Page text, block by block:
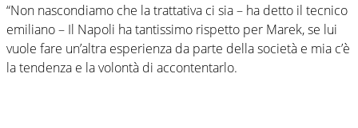
“Non nascondiamo che la trattativa ci sia – ha detto il tecnico
emiliano – Il Napoli ha tantissimo rispetto per Marek, se lui
vuole fare un’altra esperienza da parte della società e mia c’è
la tendenza e la volontà di accontentarlo.